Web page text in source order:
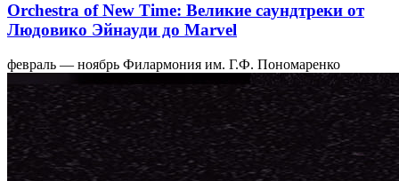
Orchestra of New Time: Великие саундтреки от
Людовико Эйнауди до Marvel
февраль — ноябрь Филармония им. Г.Ф. Пономаренко